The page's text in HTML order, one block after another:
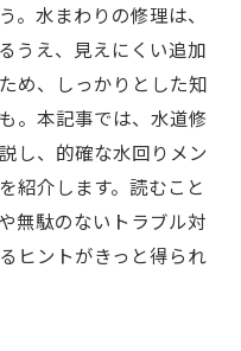
。水まわりの修理は、
うえ、見えにくい追加
め、しっかりとした知
。本記事では、水道修
し、的確な水回りメン
紹介します。読むこと
無駄のないトラブル対
ヒントがきっと得られ